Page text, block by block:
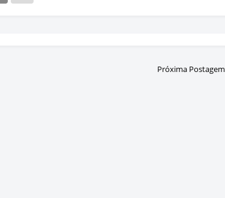
Próxima Postagem